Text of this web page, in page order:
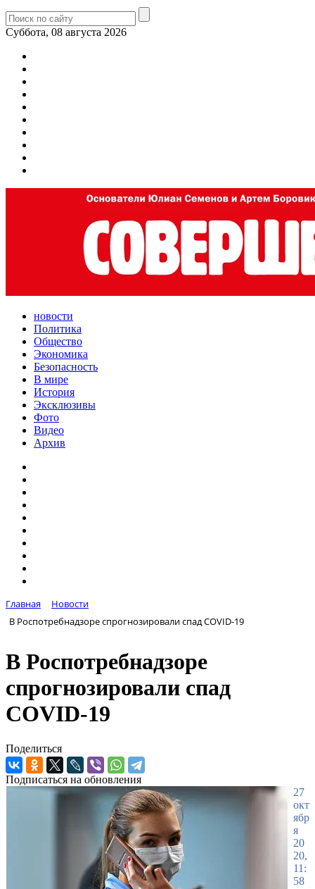
Суббота, 08 августа 2026
новости
Политика
Общество
Экономика
Безопасность
В мире
История
Эксклюзивы
Фото
Видео
Архив
Главная
Новости
В Роспотребнадзоре спрогнозировали спад COVID-19
В Роспотребнадзоре
спрогнозировали спад
COVID-19
Поделиться
Подписаться на обновления
27
окт
ябр
я
20
20,
11:
58